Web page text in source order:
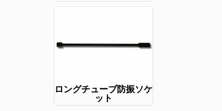
ロングチューブ防振ソケ
ット